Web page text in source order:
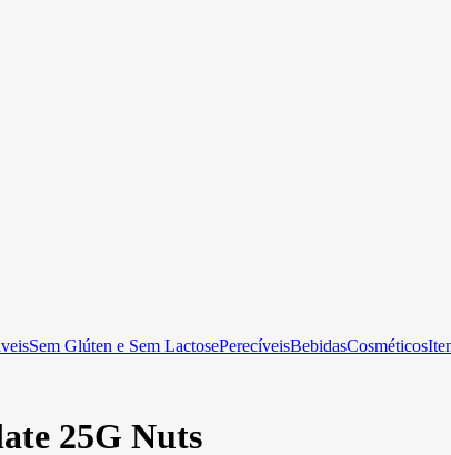
Sem Glúten e Sem LactosePerecíveisBebidasCosméticos
25G Nuts